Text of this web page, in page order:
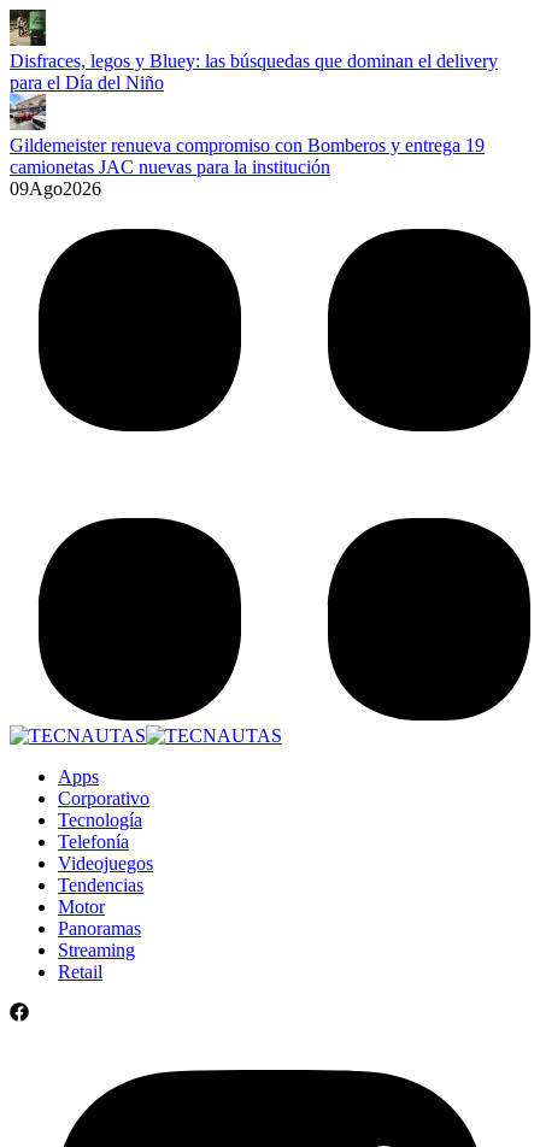
Disfraces, legos y Bluey: las búsquedas que dominan el delivery
para el Día del Niño
Gildemeister renueva compromiso con Bomberos y entrega 19
camionetas JAC nuevas para la institución
09Ago2026
Apps
Corporativo
Tecnología
Telefonía
Videojuegos
Tendencias
Motor
Panoramas
Streaming
Retail